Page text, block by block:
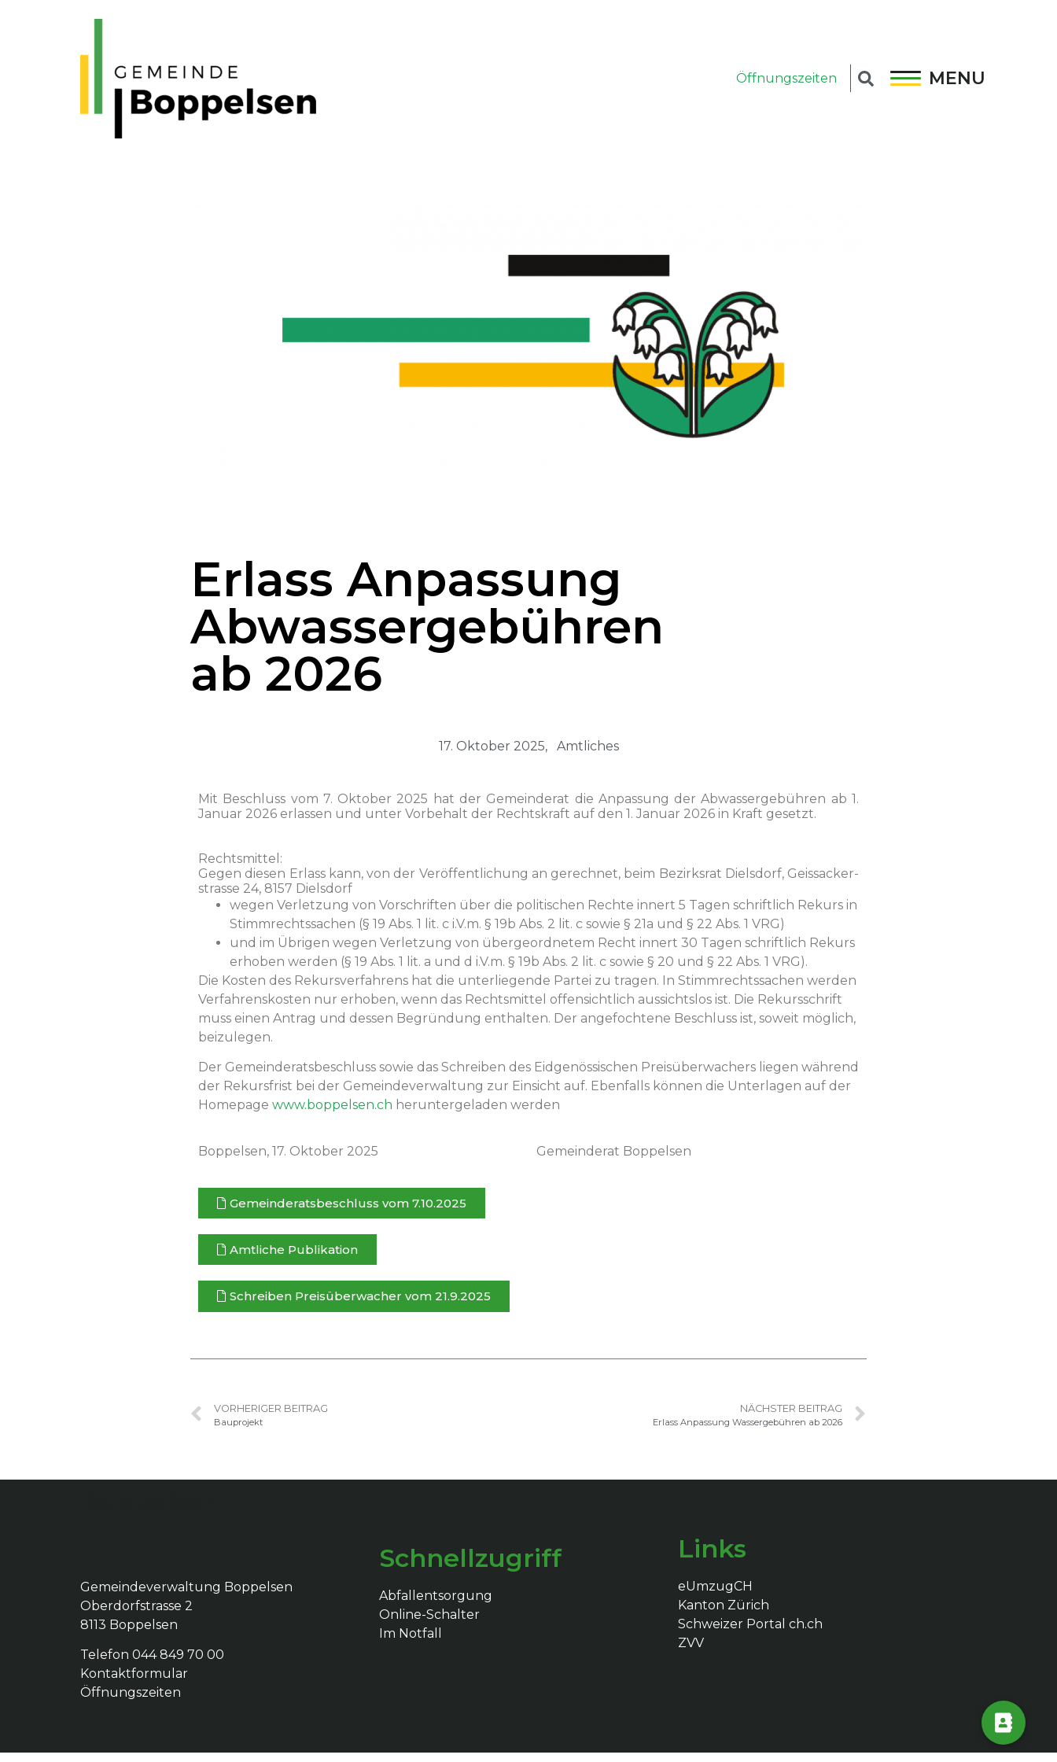
Öffnungszeiten MENU
Erlass Anpassung
Abwassergebühren
ab 2026
17. Oktober 2025, Amtliches
Mit Beschluss vom 7. Okto­ber 2025 hat der Gemein­der­at die Anpas­sung der Abwasserge­bühren ab 1.
Jan­u­ar 2026 erlassen und unter Vor­be­halt der Recht­skraft auf den 1. Jan­u­ar 2026 in Kraft gesetzt.
Rechtsmit­tel:
Gegen diesen Erlass kann, von der Veröf­fentlichung an gerech­net, beim Bezirk­srat Diels­dorf, Geis­sack­er­
strasse 24, 8157 Dielsdorf
wegen Ver­let­zung von Vorschriften über die poli­tis­chen Rechte innert 5 Tagen schriftlich Rekurs in
Stimm­rechtssachen (§ 19 Abs. 1 lit. c i.V.m. § 19b Abs. 2 lit. c sowie § 21a und § 22 Abs. 1 VRG)
und im Übri­gen wegen Ver­let­zung von über­ge­ord­netem Recht innert 30 Tagen schriftlich Rekurs
erhoben wer­den (§ 19 Abs. 1 lit. a und d i.V.m. § 19b Abs. 2 lit. c sowie § 20 und § 22 Abs. 1 VRG).
Die Kosten des Rekursver­fahrens hat die unter­liegende Partei zu tra­gen. In Stimm­rechtssachen wer­den
Ver­fahren­skosten nur erhoben, wenn das Rechtsmit­tel offen­sichtlich aus­sicht­s­los ist. Die Rekurss­chrift
muss einen Antrag und dessen Begrün­dung enthal­ten. Der ange­focht­ene Beschluss ist, soweit möglich,
beizulegen.
Der Gemein­der­ats­beschluss sowie das Schreiben des Eid­genös­sis­chen Preisüberwach­ers liegen während
der Rekurs­frist bei der Gemein­de­v­er­wal­tung zur Ein­sicht auf. Eben­falls kön­nen die Unter­la­gen auf der
Home­page www.boppelsen.ch herun­terge­laden werden
Bop­pelsen, 17. Okto­ber 2025 Gemein­der­at Boppelsen
Gemein­der­ats­beschluss vom 7.10.2025
Amtliche Pub­lika­tion
Schreiben Preisüberwach­er vom 21.9.2025
VORHERIGER BEITRAG
Bauprojekt
NÄCHSTER BEITRAG
Erlass Anpassung Wassergebühren ab 2026
Gemeindeverwaltung Boppelsen
Oberdorfstrasse 2
8113 Boppelsen
Telefon 044 849 70 00
Kontaktformular
Öffnungszeiten
Schnellzugriff
Abfallentsorgung
Online-Schalter
Im Notfall
Links
eUmzugCH
Kanton Zürich
Schweizer Portal ch.ch
ZVV